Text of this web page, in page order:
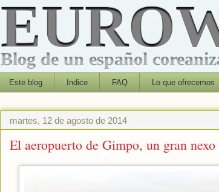
Blog de un español
Este blog Indice FAQ Lo que ofrecemos
martes, 12 de agosto de 2014
El aeropuerto de Gimpo, un gran